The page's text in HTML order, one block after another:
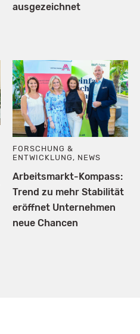
ausgezeichnet
FORSCHUNG &
ENTWICKLUNG, NEWS
Arbeitsmarkt-Kompass:
Trend zu mehr Stabilität
eröffnet Unternehmen
neue Chancen